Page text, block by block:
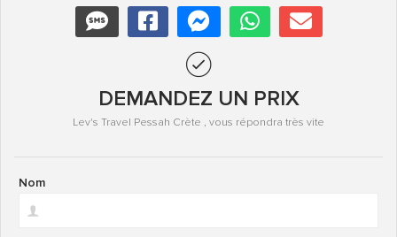
DEMANDEZ UN PRIX
Lev's Travel Pessah Crète , vous répondra très vite
Nom